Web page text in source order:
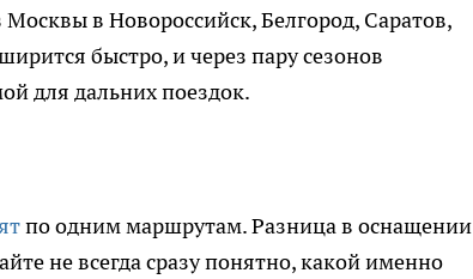
в Новороссийск, Белгород, Саратов,
быстро, и через пару сезонов
для дальних поездок.
по одним маршрутам. Разница в оснащении
не всегда сразу понятно, какой именно